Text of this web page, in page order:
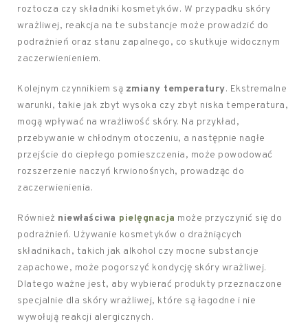
roztocza czy składniki kosmetyków. W przypadku skóry
wrażliwej, reakcja na te substancje może prowadzić do
podrażnień oraz stanu zapalnego, co skutkuje widocznym
zaczerwienieniem.
Kolejnym czynnikiem są zmiany temperatury. Ekstremalne
warunki, takie jak zbyt wysoka czy zbyt niska temperatura,
mogą wpływać na wrażliwość skóry. Na przykład,
przebywanie w chłodnym otoczeniu, a następnie nagłe
przejście do ciepłego pomieszczenia, może powodować
rozszerzenie naczyń krwionośnych, prowadząc do
zaczerwienienia.
Również niewłaściwa pielęgnacja może przyczynić się do
podrażnień. Używanie kosmetyków o drażniących
składnikach, takich jak alkohol czy mocne substancje
zapachowe, może pogorszyć kondycję skóry wrażliwej.
Dlatego ważne jest, aby wybierać produkty przeznaczone
specjalnie dla skóry wrażliwej, które są łagodne i nie
wywołują reakcji alergicznych.